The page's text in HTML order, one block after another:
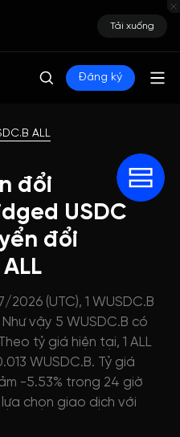
Tải xuống
Đăng ký
ALL
đổi
USDC
đổi
(UTC), 1 WUSDC.B
vậy 5 WUSDC.B có
tỷ giá hiện tại, 1 ALL
WUSDC.B. Tỷ giá
-5.53% trong 24 giờ
chọn giao dịch với